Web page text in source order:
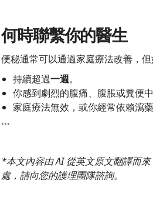
何時聯繫你的醫生
便秘通常可以通過家庭療法改善，但
持續超過一週。
你感到劇烈的腹痛、腹脹或糞便中
家庭療法無效，或你經常依賴瀉藥
```
*本文內容由 AI 從英文原文翻譯而
處，請向您的護理團隊諮詢。